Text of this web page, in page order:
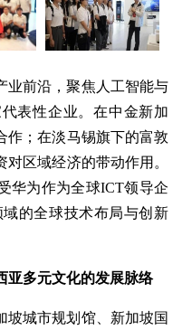
业前沿，聚焦人工智能与
表性企业。在中金新加
作；在淡马锡旗下的富敦
区域经济的带动作用。
华为作为全球ICT领导企
的全球技术布局与创新
亚多元文化的发展脉络
坡城市规划馆、新加坡国